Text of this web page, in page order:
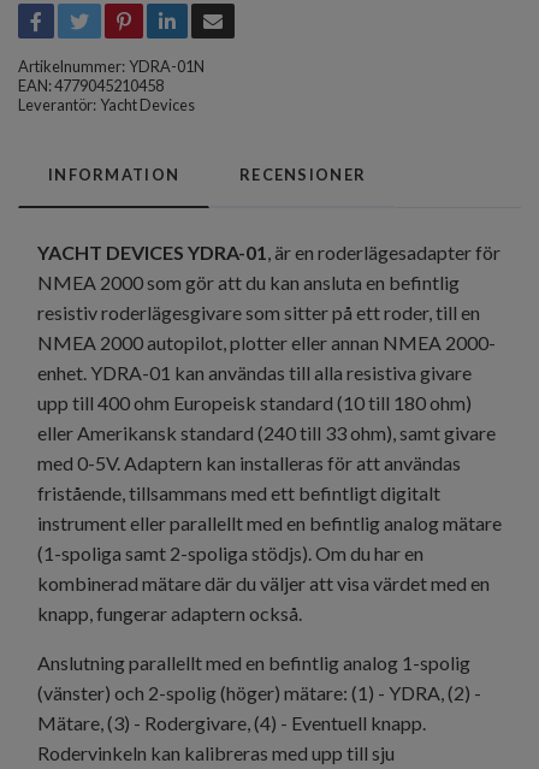
Artikelnummer:YDRA-01N
EAN: 4779045210458
Leverantör:Yacht Devices
INFORMATION RECENSIONER
YACHT DEVICES YDRA-01, är en roderlägesadapter för
NMEA 2000 som gör att du kan ansluta en befintlig
resistiv roderlägesgivare som sitter på ett roder, till en
NMEA 2000 autopilot, plotter eller annan NMEA 2000-
enhet. YDRA-01 kan användas till alla resistiva givare
upp till 400 ohm Europeisk standard (10 till 180 ohm)
eller Amerikansk standard (240 till 33 ohm), samt givare
med 0-5V. Adaptern kan installeras för att användas
fristående, tillsammans med ett befintligt digitalt
instrument eller parallellt med en befintlig analog mätare
(1-spoliga samt 2-spoliga stödjs). Om du har en
kombinerad mätare där du väljer att visa värdet med en
knapp, fungerar adaptern också.
Anslutning parallellt med en befintlig analog 1-spolig
(vänster) och 2-spolig (höger) mätare: (1) - YDRA, (2) -
Mätare, (3) - Rodergivare, (4) - Eventuell knapp.
Rodervinkeln kan kalibreras med upp till sju